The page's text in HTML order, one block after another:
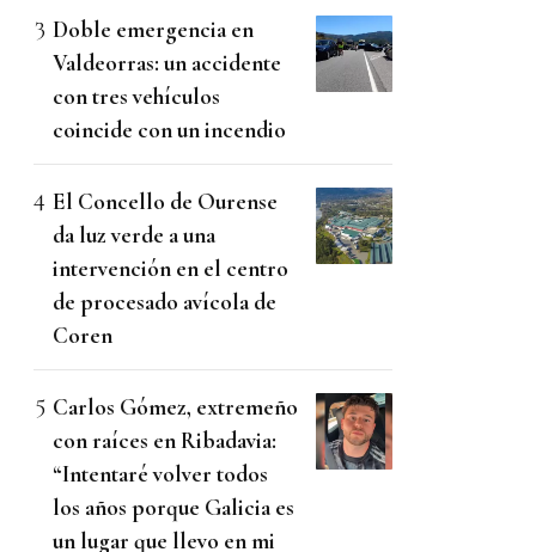
Doble emergencia en
Valdeorras: un accidente
con tres vehículos
coincide con un incendio
El Concello de Ourense
da luz verde a una
intervención en el centro
de procesado avícola de
Coren
Carlos Gómez, extremeño
con raíces en Ribadavia:
“Intentaré volver todos
los años porque Galicia es
un lugar que llevo en mi